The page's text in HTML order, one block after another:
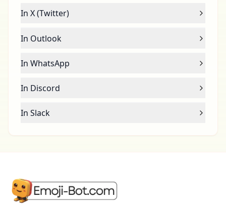
In X (Twitter)
In Outlook
In WhatsApp
In Discord
In Slack